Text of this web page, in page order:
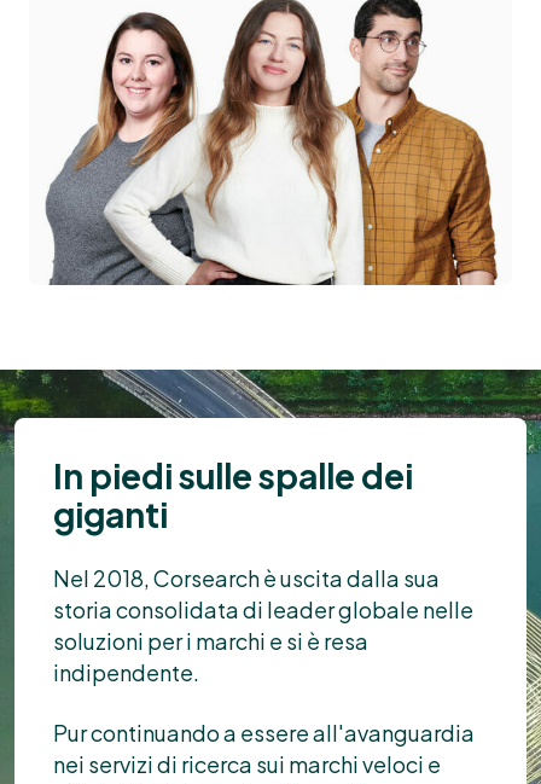
In piedi sulle spalle dei
giganti
Nel 2018, Corsearch è uscita dalla sua
storia consolidata di leader globale nelle
soluzioni per i marchi e si è resa
indipendente.
Pur continuando a essere all'avanguardia
nei servizi di ricerca sui marchi veloci e